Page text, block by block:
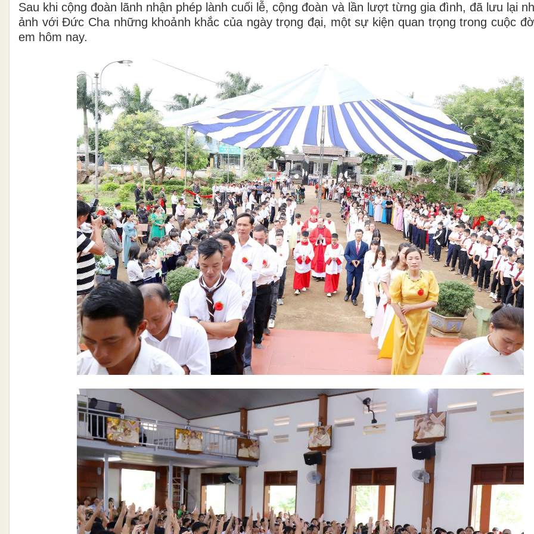
Sau khi cộng đoàn lãnh nhận phép lành cuối lễ, cộng đoàn và lần lượt từng gia đình, đã lưu lại
ảnh với Đức Cha những khoảnh khắc của ngày trọng đại, một sự kiện quan trọng trong cuộc
em hôm nay.